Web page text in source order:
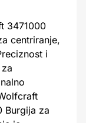
3471000
centriranje,
i
Burgija za